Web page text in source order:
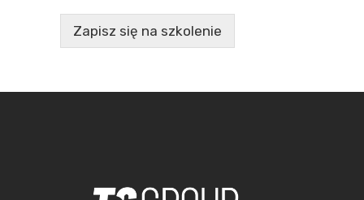
Zapisz się na szkolenie